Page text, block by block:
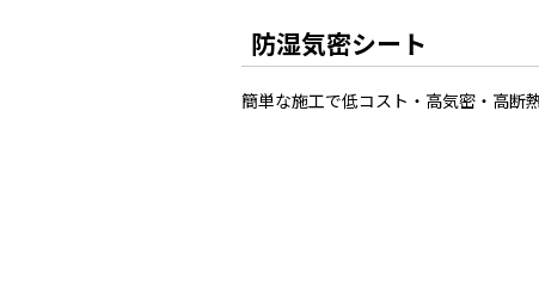
防湿気密シート
簡単な施工で低コスト・高気密・高断